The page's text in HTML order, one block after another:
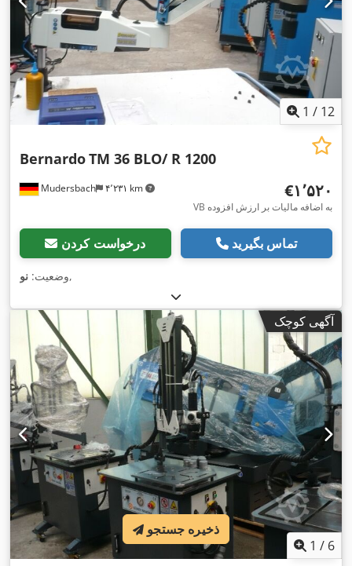
1 / 12
Mudersbach ۴٬۲۳۱ km
BernardoTM 36 BLO/ R 1200
‎€۱٬۵۲۰
VB به اضافه مالیات بر ارزش افزوده
درخواست کردن تماس بگیرید
وضعیت: نو ,
آگهی کوچک
1 / 6
ذخیره جستجو